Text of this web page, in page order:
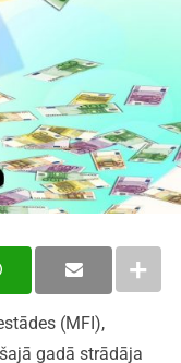
(MFI),
gadā strādāja